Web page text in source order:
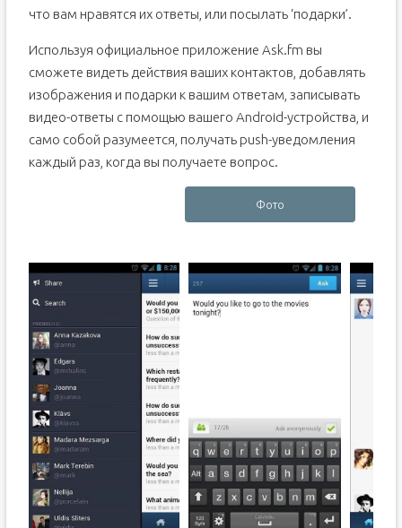
что вам нравятся их ответы, или посылать ‘подарки’.
Используя официальное приложение Ask.fm вы
сможете видеть действия ваших контактов, добавлять
изображения и подарки к вашим ответам, записывать
видео-ответы с помощью вашего Android-устройства, и
само собой разумеется, получать push-уведомления
каждый раз, когда вы получаете вопрос.
Фото